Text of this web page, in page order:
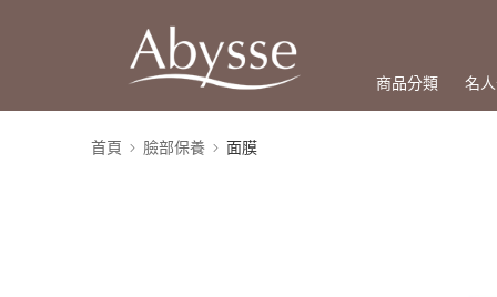
商品分類 名
首頁 臉部保養 面膜